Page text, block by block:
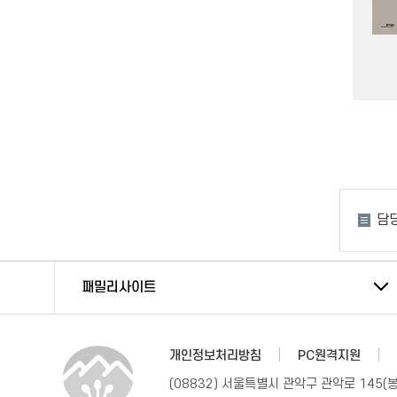
담
패밀리사이트
개인정보처리방침
PC원격지원
(08832) 서울특별시 관악구 관악로 145(